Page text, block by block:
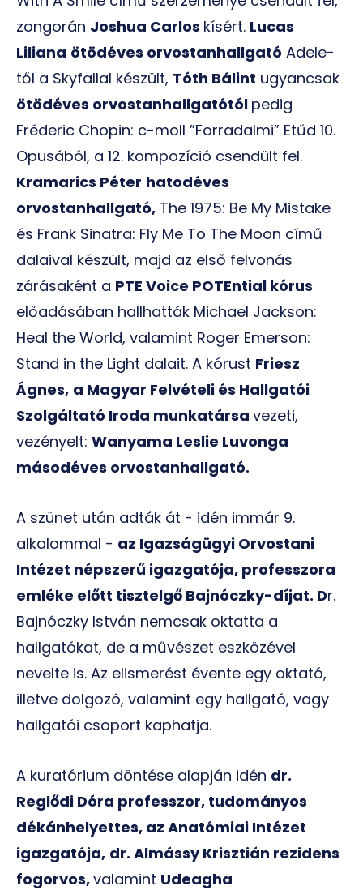
zongorán Joshua Carlos kísért. Lucas
Liliana ötödéves orvostanhallgató Adele-
től a Skyfallal készült, Tóth Bálint ugyancsak
ötödéves orvostanhallgatótól pedig
Fréderic Chopin: c-moll ”Forradalmi” Etűd 10.
Opusából, a 12. kompozíció csendült fel.
Kramarics Péter hatodéves
orvostanhallgató, The 1975: Be My Mistake
és Frank Sinatra: Fly Me To The Moon című
dalaival készült, majd az első felvonás
zárásaként a PTE Voice POTEntial kórus
előadásában hallhatták Michael Jackson:
Heal the World, valamint Roger Emerson:
Stand in the Light dalait. A kórust Friesz
Ágnes, a Magyar Felvételi és Hallgatói
Szolgáltató Iroda munkatársa vezeti,
vezényelt: Wanyama Leslie Luvonga
másodéves orvostanhallgató.
A szünet után adták át - idén immár 9.
alkalommal - az Igazságügyi Orvostani
Intézet népszerű igazgatója, professzora
emléke előtt tisztelgő Bajnóczky-díjat. Dr.
Bajnóczky István nemcsak oktatta a
hallgatókat, de a művészet eszközével
nevelte is. Az elismerést évente egy oktató,
illetve dolgozó, valamint egy hallgató, vagy
hallgatói csoport kaphatja.
A kuratórium döntése alapján idén dr.
Reglődi Dóra professzor, tudományos
dékánhelyettes, az Anatómiai Intézet
igazgatója, dr. Almássy Krisztián rezidens
fogorvos,valamint Udeagha